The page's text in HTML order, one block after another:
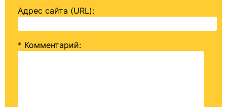
Адрес сайта (URL):
* Комментарий: